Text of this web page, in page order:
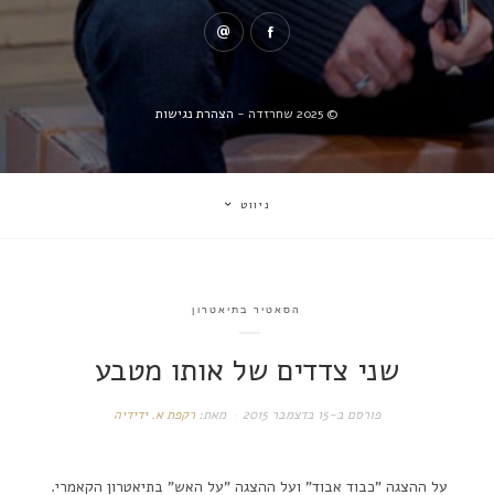
© 2025 שחרזדה - הצהרת נגישות
ניווט
הסאטיר בתיאטרון
שני צדדים של אותו מטבע
פורסם ב-15 בדצמבר 2015 מאת:רקפת א. ידידיה
על ההצגה "כבוד אבוד" ועל ההצגה "על האש" בתיאטרון הקאמרי.